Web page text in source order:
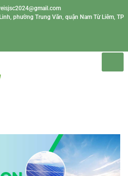
phường Trung Văn, quận Nam Từ Liêm, TP